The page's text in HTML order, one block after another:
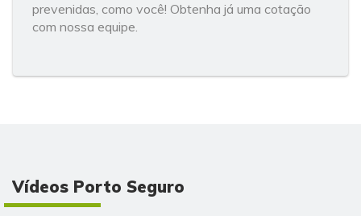
prevenidas, como você! Obtenha já uma cotação
com nossa equipe.
Vídeos Porto Seguro